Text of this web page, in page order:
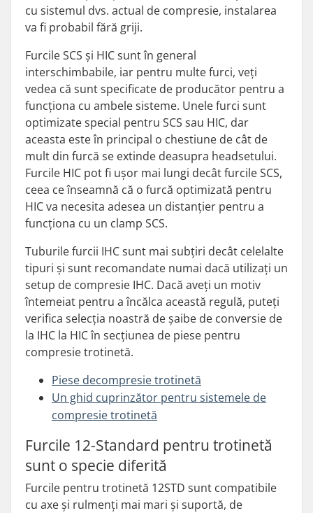
cu sistemul dvs. actual de compresie, instalarea
va fi probabil fără griji.
Furcile SCS și HIC sunt în general
interschimbabile, iar pentru multe furci, veți
vedea că sunt specificate de producător pentru a
funcționa cu ambele sisteme. Unele furci sunt
optimizate special pentru SCS sau HIC, dar
aceasta este în principal o chestiune de cât de
mult din furcă se extinde deasupra headsetului.
Furcile HIC pot fi ușor mai lungi decât furcile SCS,
ceea ce înseamnă că o furcă optimizată pentru
HIC va necesita adesea un distanțier pentru a
funcționa cu un clamp SCS.
Tuburile furcii IHC sunt mai subțiri decât celelalte
tipuri și sunt recomandate numai dacă utilizați un
setup de compresie IHC. Dacă aveți un motiv
întemeiat pentru a încălca această regulă, puteți
verifica selecția noastră de șaibe de conversie de
la IHC la HIC în secțiunea de piese pentru
compresie trotinetă.
Piese decompresie trotinetă
Un ghid cuprinzător pentru sistemele de
compresie trotinetă
Furcile 12-Standard pentru trotinetă
sunt o specie diferită
Furcile pentru trotinetă 12STD sunt compatibile
cu axe și rulmenți mai mari și suportă, de